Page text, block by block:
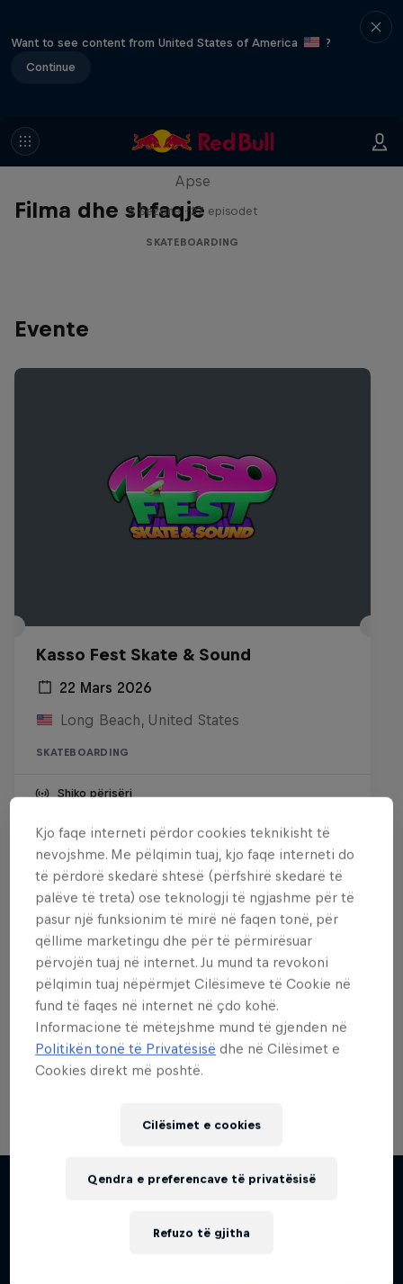
Want to see content from United States of America
?
Continue
Filma dhe shfaqje
Skate Tales
Apse
5 Sezone · 27 episodet
SKATEBOARDING
Evente
Kasso Fest Skate & Sound
22 Mars 2026
Long Beach, United States
SKATEBOARDING
Shiko përisëri
Dëshiron më shumë nga
kjo?
Skateboarding
Welcome to the Red Bull Skateboarding hub, your
Më shumë si kjo
Kjo faqe interneti përdor cookies teknikisht të
nevojshme. Me pëlqimin tuaj, kjo faqe interneti do
të përdorë skedarë shtesë (përfshirë skedarë të
palëve të treta) ose teknologji të ngjashme për të
pasur një funksionim të mirë në faqen tonë, për
qëllime marketingu dhe për të përmirësuar
përvojën tuaj në internet. Ju mund ta revokoni
pëlqimin tuaj nëpërmjet Cilësimeve të Cookie në
fund të faqes në internet në çdo kohë.
Informacione të mëtejshme mund të gjenden në
Politikën tonë të Privatësisë dhe në Cilësimet e
Cookies direkt më poshtë.
Cilësimet e cookies
Refuzo të gjitha
Qendra e preferencave të privatësisë